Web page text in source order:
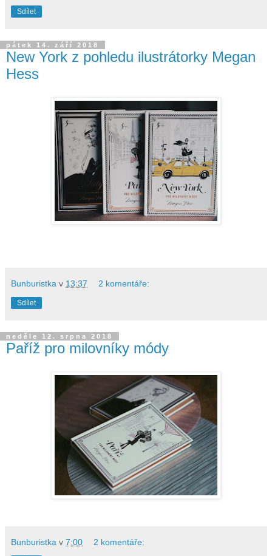
Sdílet
pátek 14. září 2018
New York z pohledu ilustrátorky Megan
Hess
Bunburistka v 13:37 2 komentáře:
Sdílet
neděle 12. srpna 2018
Paříž pro milovníky módy
Bunburistka v 7:00 2 komentáře: